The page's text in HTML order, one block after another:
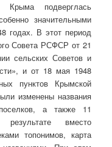
подверглась
значительными
годах. В этот период
Совета РСФСР от 21
сельских Советов и
и от 18 мая 1948
пунктов Крымской
изменены названия
а также 11
вместо
топонимов, карта